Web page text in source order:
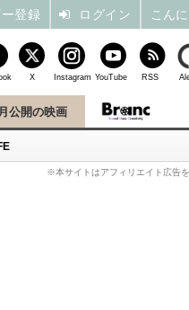
公開の映画
※本サイトはアフィリエイト広告
X Instagram YouTube RSS
登録 ログイン こん